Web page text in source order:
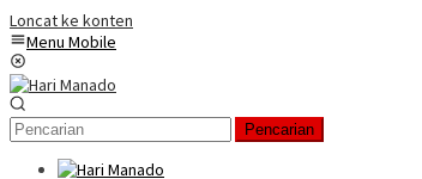
Loncat ke konten
Menu Mobile
Pencarian